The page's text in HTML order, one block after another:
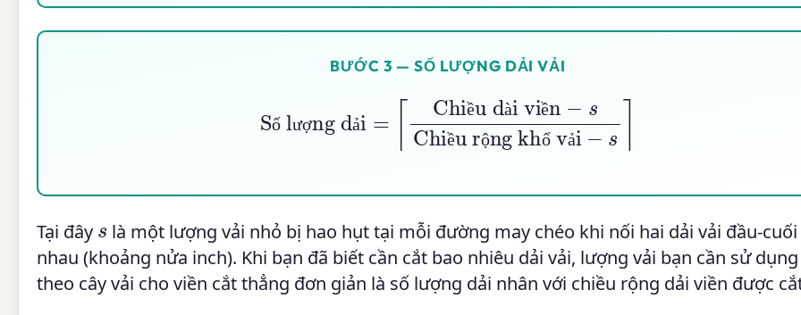
BƯỚC 3 — SỐ LƯỢNG DẢI VẢI
ố ư ợ ả
ề à ề
ề ộ ổ ả
Chiều dài viền−s Chiều rộng khổ vải
Tại đây s là một lượng vải nhỏ bị hao hụt tại mỗi đường may chéo khi nối hai dải vải đầu-cuối
nhau (khoảng nửa inch). Khi bạn đã biết cần cắt bao nhiêu dải vải, lượng vải bạn cần sử
theo cây vải cho viền cắt thẳng đơn giản là số lượng dải nhân với chiều rộng dải viền được